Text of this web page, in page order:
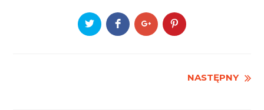
NASTĘPNY